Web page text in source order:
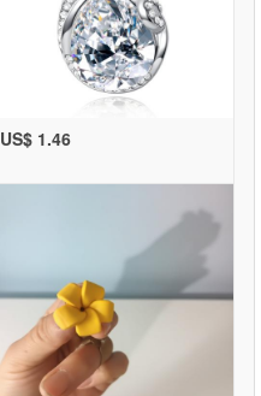
US$ 1.46